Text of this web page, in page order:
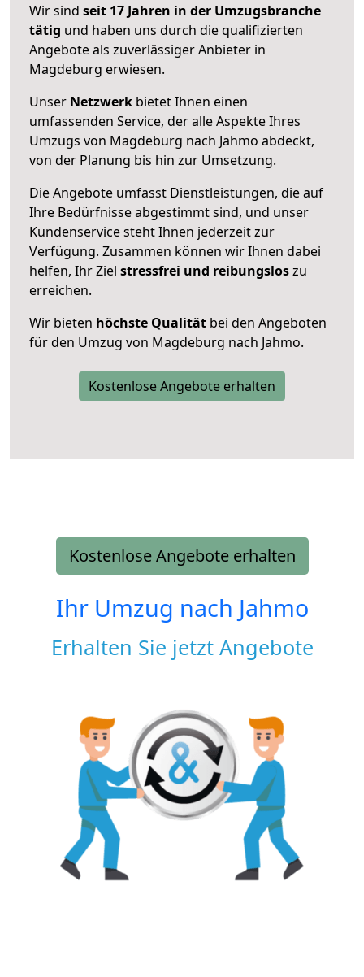
Wir sind seit 17 Jahren in der Umzugsbranche
tätig und haben uns durch die qualifizierten
Angebote als zuverlässiger Anbieter in
Magdeburg erwiesen.
Unser Netzwerk bietet Ihnen einen
umfassenden Service, der alle Aspekte Ihres
Umzugs von Magdeburg nach Jahmo abdeckt,
von der Planung bis hin zur Umsetzung.
Die Angebote umfasst Dienstleistungen, die auf
Ihre Bedürfnisse abgestimmt sind, und unser
Kundenservice steht Ihnen jederzeit zur
Verfügung. Zusammen können wir Ihnen dabei
helfen, Ihr Ziel stressfrei und reibungsloszu
erreichen.
Wir bieten höchste Qualität bei den Angeboten
für den Umzug von Magdeburg nach Jahmo.
Kostenlose Angebote erhalten
Kostenlose Angebote erhalten
Ihr Umzug nach Jahmo
Erhalten Sie jetzt Angebote